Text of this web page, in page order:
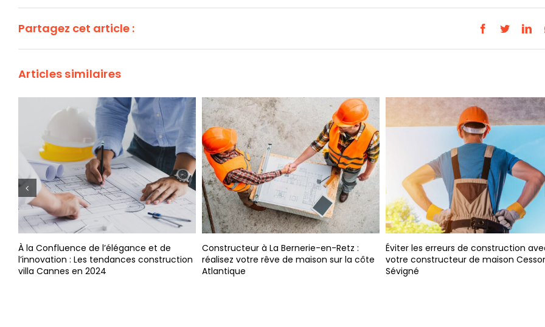
Partagez cet article : Facebook
Twitter
Articles similaires
de l’élégance et de
: Les tendances construction
en 2024
Constructeur à La Bernerie-en-Retz :
réalisez votre rêve de maison sur la côte
Éviter les erreurs de construction avec
votre constructeur de maison Cesson-